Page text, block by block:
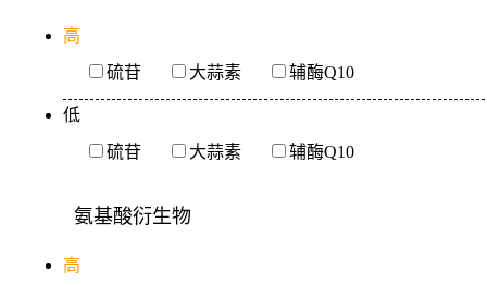
高
硫苷
大蒜素 辅酶Q10
低
硫苷
大蒜素 辅酶Q10
氨基酸衍生物
高